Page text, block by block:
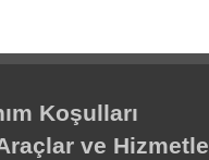
Koşulları
ve